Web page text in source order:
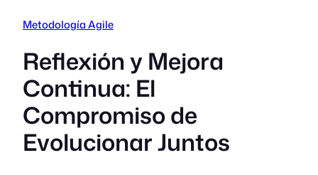
Metodología Agile
Reflexión y Mejora
Continua: El
Compromiso de
Evolucionar Juntos